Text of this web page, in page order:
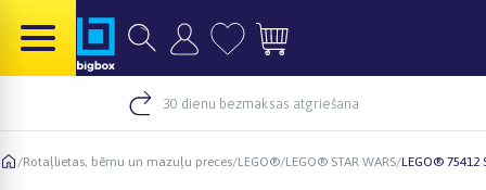
30 dienu bezmaksas atgriešana
/Rotaļlietas, bērnu un mazuļu preces/LEGO®/LEGO® STAR WARS/LEGO®